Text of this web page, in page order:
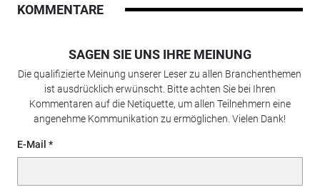
KOMMENTARE
SAGEN SIE UNS IHRE MEINUNG
Die qualifizierte Meinung unserer Leser zu allen Branchenthemen
ist ausdrücklich erwünscht. Bitte achten Sie bei Ihren
Kommentaren auf die Netiquette, um allen Teilnehmern eine
angenehme Kommunikation zu ermöglichen. Vielen Dank!
E-Mail